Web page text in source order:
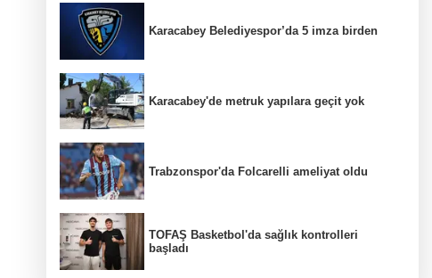
Karacabey Belediyespor’da 5 imza birden
Karacabey'de metruk yapılara geçit yok
Trabzonspor'da Folcarelli ameliyat oldu
TOFAŞ Basketbol'da sağlık kontrolleri
başladı